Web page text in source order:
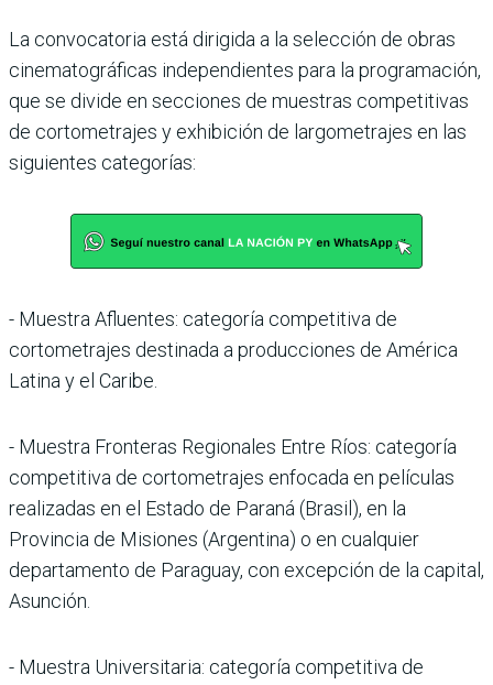
La convocatoria está dirigida a la selección de obras
cinematográficas independientes para la programación,
que se divide en secciones de muestras competitivas
de cortometrajes y exhibición de largometrajes en las
siguientes categorías:
- Muestra Afluentes: categoría competitiva de
cortometrajes destinada a producciones de América
Latina y el Caribe.
- Muestra Fronteras Regionales Entre Ríos: categoría
competitiva de cortometrajes enfocada en películas
realizadas en el Estado de Paraná (Brasil), en la
Provincia de Misiones (Argentina) o en cualquier
departamento de Paraguay, con excepción de la capital,
Asunción.
- Muestra Universitaria: categoría competitiva de